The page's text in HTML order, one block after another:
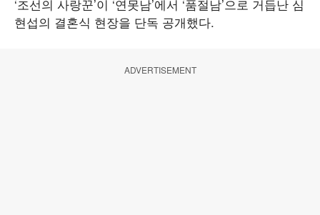
‘조선의 사랑꾼’이 ‘연못남’에서 ‘품절남’으로 거듭난 심
현섭의 결혼식 현장을 단독 공개했다.
ADVERTISEMENT